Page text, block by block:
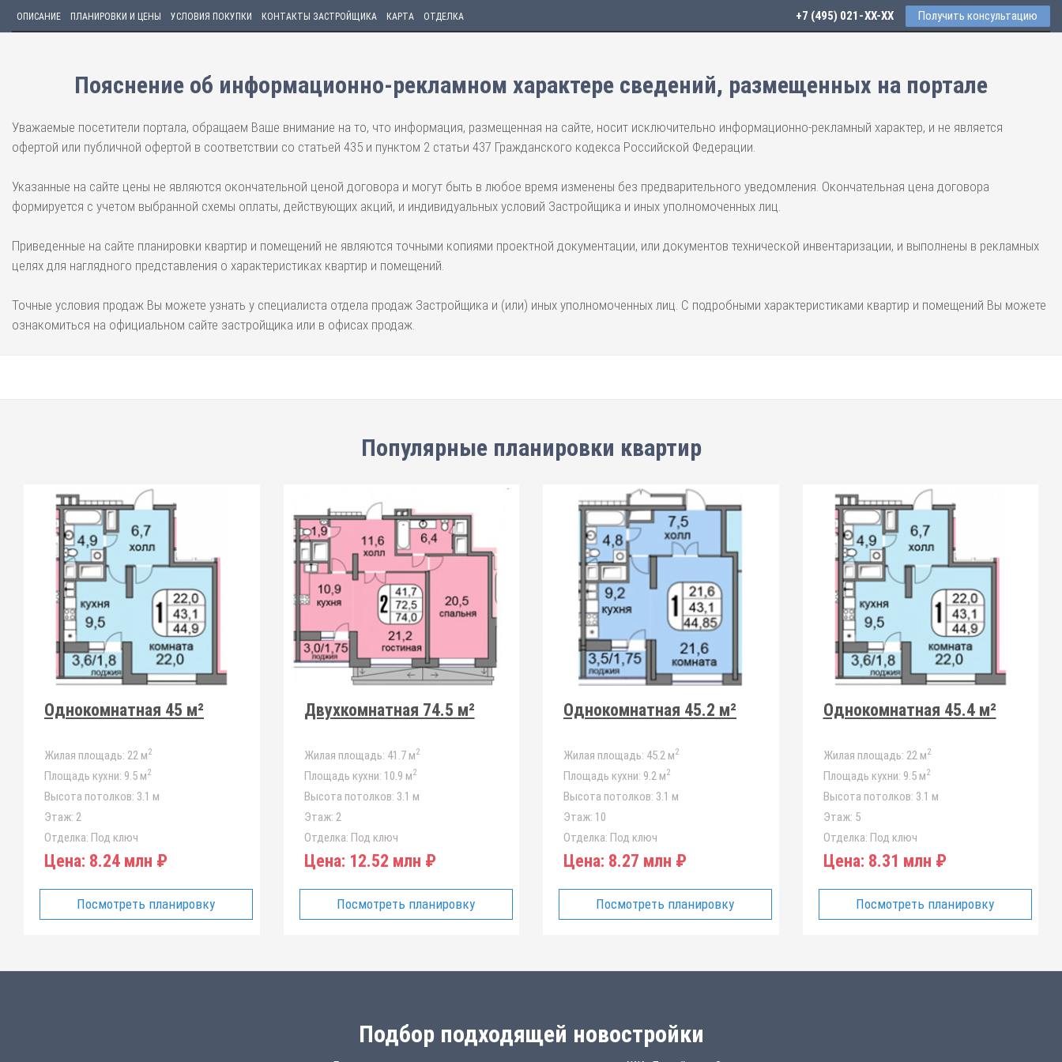
ОПИСАНИЕ ПЛАНИРОВКИ И ЦЕНЫ УСЛОВИЯ ПОКУПКИ КОНТАКТЫ ЗАСТРОЙЩИКА КАРТА ОТДЕЛКА +7 (495) 021-41-76 Получить консультацию
Пояснение об информационно-рекламном характере сведений, размещенных на портале
Уважаемые посетители портала, обращаем Ваше внимание на то, что информация, размещенная на сайте, носит исключительно информационно-рекламный характер, и не является
офертой или публичной офертой в соответствии со статьей 435 и пунктом 2 статьи 437 Гражданского кодекса Российской Федерации.
Указанные на сайте цены не являются окончательной ценой договора и могут быть в любое время изменены без предварительного уведомления. Окончательная цена договора
формируется с учетом выбранной схемы оплаты, действующих акций, и индивидуальных условий Застройщика и иных уполномоченных лиц.
Приведенные на сайте планировки квартир и помещений не являются точными копиями проектной документации, или документов технической инвентаризации, и выполнены в рекламных
целях для наглядного представления о характеристиках квартир и помещений.
Точные условия продаж Вы можете узнать у специалиста отдела продаж Застройщика и (или) иных уполномоченных лиц. С подробными характеристиками квартир и помещений Вы можете
ознакомиться на официальном сайте застройщика или в офисах продаж.
Популярные планировки квартир
Однокомнатная 45 м²
Жилая площадь: 22 м2
Площадь кухни: 9.5 м2
Высота потолков: 3.1 м
Этаж: 2
Отделка: Под ключ
Цена: 8.24 млн ₽
Посмотреть планировку
Двухкомнатная 74.5 м²
Жилая площадь: 41.7 м2
Площадь кухни: 10.9 м2
Высота потолков: 3.1 м
Этаж: 2
Отделка: Под ключ
Цена: 12.52 млн ₽
Посмотреть планировку
Однокомнатная 45.2 м²
Жилая площадь: 45.2 м2
Площадь кухни: 9.2 м2
Высота потолков: 3.1 м
Этаж: 10
Отделка: Под ключ
Цена: 8.27 млн ₽
Посмотреть планировку
Однокомнатная 45.4 м²
Жилая площадь: 22 м2
Площадь кухни: 9.5 м2
Высота потолков: 3.1 м
Этаж: 5
Отделка: Под ключ
Цена: 8.31 млн ₽
Посмотреть планировку
Подбор подходящей новостройки